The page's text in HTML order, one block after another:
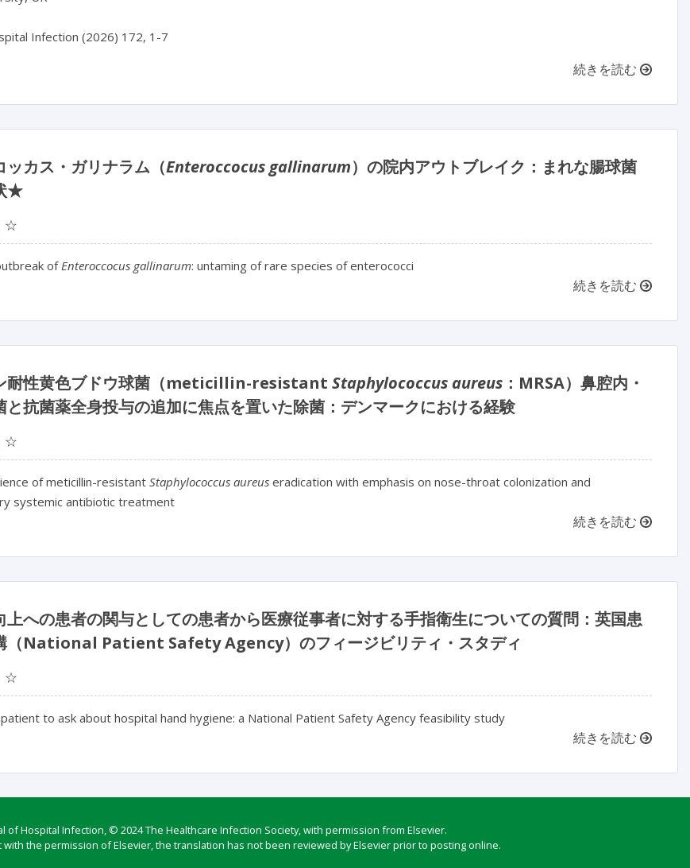
続きを読む
ッカス・ガリナラム（Enteroccocus gallinarum）の院内アウトブレイク：まれな腸球菌
★
☆
ofEnteroccocus gallinarum: untaming of rare species of enterococci
続きを読む
耐性黄色ブドウ球菌（meticillin-resistant Staphylococcus aureus ：MRSA）鼻腔内・
と抗菌薬全身投与の追加に焦点を置いた除菌：デンマークにおける経験
☆
of meticillin-resistant Staphylococcus aureus eradication with emphasis on nose-throat colonization and
systemic antibiotic treatment
続きを読む
上への患者の関与としての患者から医療従事者に対する手指衛生についての質問：英国患
（National Patient Safety Agency）のフィージビリティ・スタディ
☆
to ask about hospital hand hygiene: a National Patient Safety Agency feasibility study
続きを読む
of Hospital Infection, © 2024 The Healthcare Infection Society, with permission from Elsevier.
the permission of Elsevier, the translation has not been reviewed by Elsevier prior to posting online.